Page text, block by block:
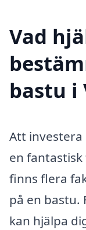
Vad
bastu i
Att investera
en
finns flera
på en bastu.
kan hjälpa